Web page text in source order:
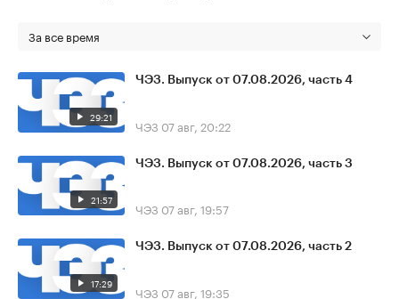
За все время
29:21
ЧЭЗ. Выпуск от 07.08.2026, часть 4
ЧЭЗ 07 авг, 20:22
21:57
ЧЭЗ. Выпуск от 07.08.2026, часть 3
ЧЭЗ 07 авг, 19:57
17:29
ЧЭЗ. Выпуск от 07.08.2026, часть 2
ЧЭЗ 07 авг, 19:35